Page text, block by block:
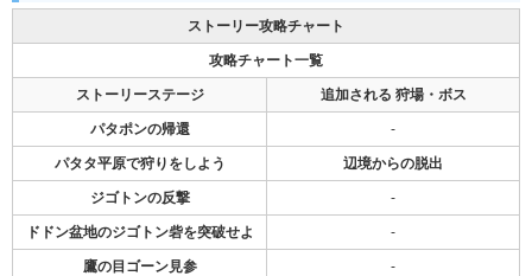
ストーリー攻略チャート
攻略チャート一覧
ストーリーステージ 追加される 狩場・ボス
パタポンの帰還 -
パタタ平原で狩りをしよう 辺境からの脱出
ジゴトンの反撃 -
ドドン盆地のジゴトン砦を突破せよ -
鷹の目ゴーン見参 -